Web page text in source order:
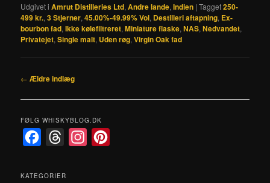
Udgivet i Amrut Distilleries Ltd,Andre lande,Indien |Tagget250-
499 kr.,3 Stjerner,45.00%-49.99% Vol, Destilleri aftapning, Ex-
bourbon fad,Ikke kølefiltreret,Miniature flaske,NAS,Nedvandet,
Privatejet,Single malt, Uden røg,Virgin Oak fad
Indlægsnavigation
← Ældre indlæg
FØLG WHISKYBLOG.DK
c
r
KATEGORIER